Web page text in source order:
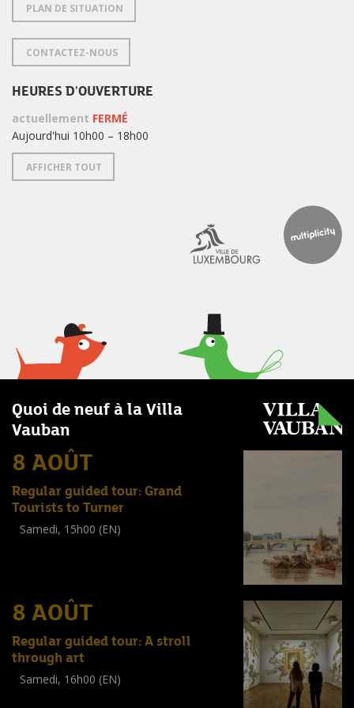
PLAN DE SITUATION
CONTACTEZ-NOUS
HEURES D'OUVERTURE
actuellement FERMÉ
Aujourd'hui 10h00 – 18h00
AFFICHER TOUT
Quoi de neuf à la Villa
Vauban
8 AOÛT
Regular guided tour: Grand
Tourists to Turner
Samedi, 15h00 (EN)
8 AOÛT
Regular guided tour: A stroll
through art
Samedi, 16h00 (EN)